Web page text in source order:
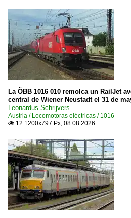
La ÖBB 1016 010 remolca un RailJet
central de Wiener Neustadt el 31 de
Leonardus Schrijvers
Austria / Locomotoras eléctricas / 1016
 12 1200x797 Px, 08.08.2026